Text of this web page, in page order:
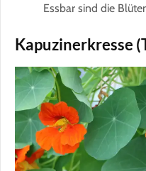
Essbar sind die
Kapuzinerkresse